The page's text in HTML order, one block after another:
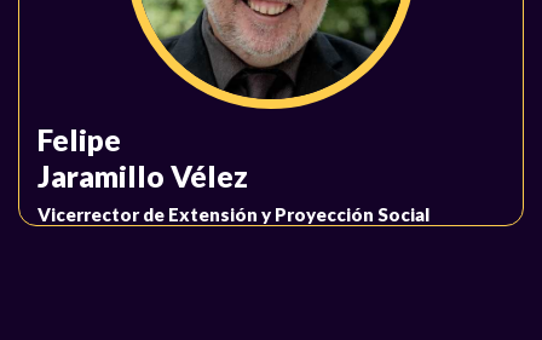
Felipe
Jaramillo Vélez
Vicerrector de Extensión y Proyección Social